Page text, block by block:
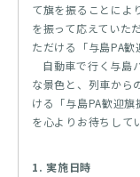
て旗を振ることによ
を振って応えていた
ただける「与島PA歓
自動車で行く与島
な景色と、列車から
ける「与島PA歓迎
を心よりお待ちして
1. 実施日時